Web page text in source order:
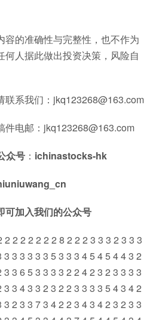
容的准确性与完整性，也不作为
何人据此做出投资决策，风险自
联系我们：jkq123268@163.com
件电邮：jkq123268@163.com
众号 ： ichinastocks-hk
可加入我们的公众号